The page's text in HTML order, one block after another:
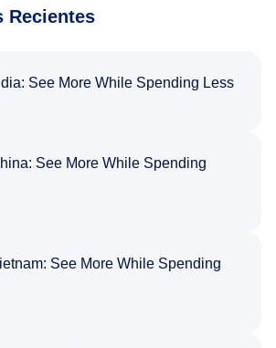
Recientes
See More While Spending Less
See More While Spending
See More While Spending